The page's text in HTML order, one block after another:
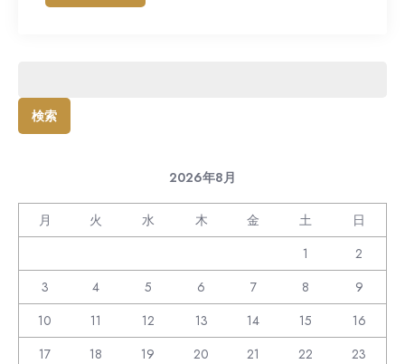
索:
2026年8月
月 火 水 木 金 土
日
1
2
3
4 5 6 7 8
9
10
11 12 13 14 15
16
17
18 19 20 21 22
23